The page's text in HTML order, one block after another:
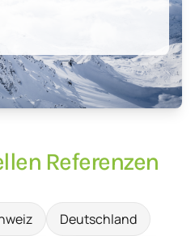
Referenzen
Deutschland